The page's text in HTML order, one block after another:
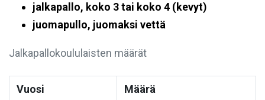
jalkapallo, koko 3 tai koko 4 (kevyt)
juomapullo, juomaksi vettä
Jalkapallokoululaisten määrät
Vuosi Määrä